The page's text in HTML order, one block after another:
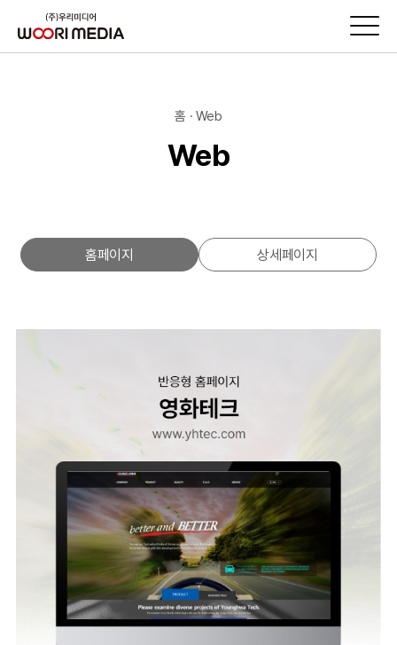
홈 · Web
Web
홈페이지 상세페이지